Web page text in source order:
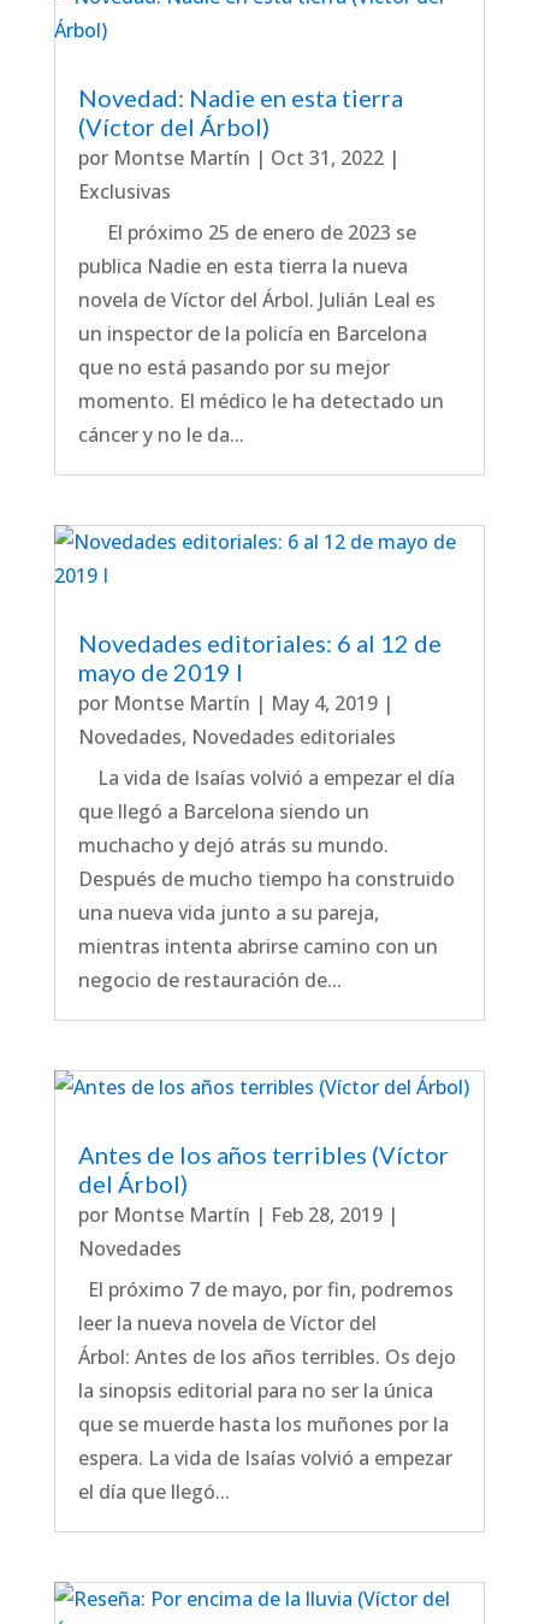
Novedad: Nadie en esta tierra
(Víctor del Árbol)
por Montse Martín | Oct 31, 2022|
Exclusivas
El próximo 25 de enero de 2023 se
publica Nadie en esta tierra la nueva
novela de Víctor del Árbol. Julián Leal es
un inspector de la policía en Barcelona
que no está pasando por su mejor
momento. El médico le ha detectado un
cáncer y no le da...
Novedades editoriales: 6 al 12 de
mayo de 2019 I
por Montse Martín | May 4, 2019|
Novedades, Novedades editoriales
La vida de Isaías volvió a empezar el día
que llegó a Barcelona siendo un
muchacho y dejó atrás su mundo.
Después de mucho tiempo ha construido
una nueva vida junto a su pareja,
mientras intenta abrirse camino con un
negocio de restauración de...
Antes de los años terribles (Víctor
del Árbol)
por Montse Martín | Feb 28, 2019|
Novedades
El próximo 7 de mayo, por fin, podremos
leer la nueva novela de Víctor del
Árbol: Antes de los años terribles. Os dejo
la sinopsis editorial para no ser la única
que se muerde hasta los muñones por la
espera. La vida de Isaías volvió a empezar
el día que llegó...